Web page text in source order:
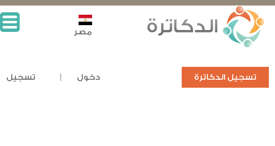
تسجيل الدكاترة دخول تسجيل
مصر